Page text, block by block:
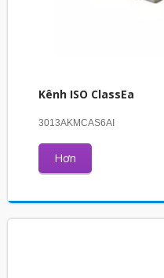
Kênh ISO ClassEa
3013AKMCAS6AI
Hơn